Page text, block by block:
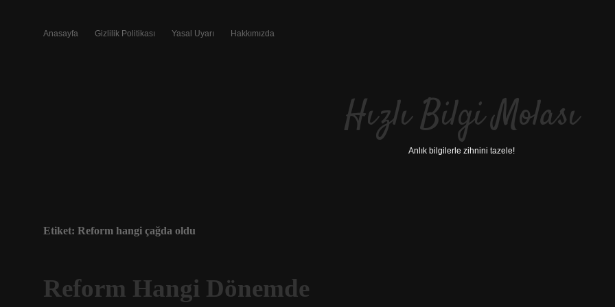
Anasayfa Gizlilik Politikası Yasal Uyarı Hakkımızda
Hızlı Bilgi Molası
Anlık bilgilerle zihnini tazele!
Etiket: Reform hangi çağda oldu
Reform Hangi Dönemde